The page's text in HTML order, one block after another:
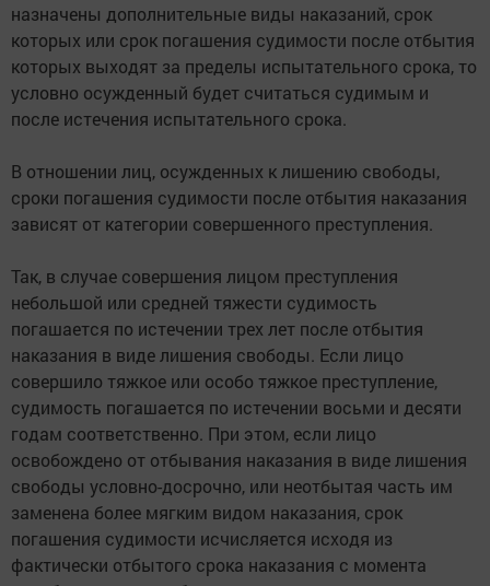
назначены дополнительные виды наказаний, срок
которых или срок погашения судимости после отбытия
которых выходят за пределы испытательного срока, то
условно осужденный будет считаться судимым и
после истечения испытательного срока.
В отношении лиц, осужденных к лишению свободы,
сроки погашения судимости после отбытия наказания
зависят от категории совершенного преступления.
Так, в случае совершения лицом преступления
небольшой или средней тяжести судимость
погашается по истечении трех лет после отбытия
наказания в виде лишения свободы. Если лицо
совершило тяжкое или особо тяжкое преступление,
судимость погашается по истечении восьми и десяти
годам соответственно. При этом, если лицо
освобождено от отбывания наказания в виде лишения
свободы условно-досрочно, или неотбытая часть им
заменена более мягким видом наказания, срок
погашения судимости исчисляется исходя из
фактически отбытого срока наказания с момента